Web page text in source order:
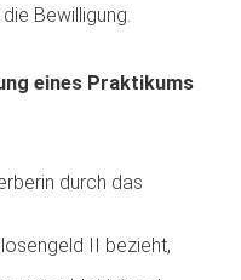
Bewilligung.
eines Praktikums
durch das
II bezieht,